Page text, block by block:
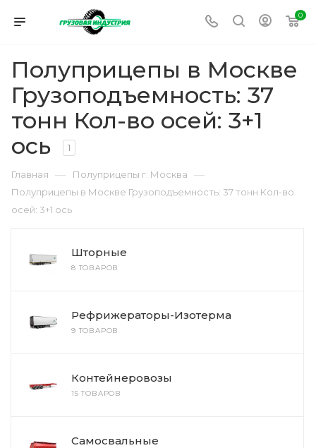
0
Полуприцепы в Москве
Грузоподъемность: 37
тонн Кол-во осей: 3+1
ось
1
Главная — Полуприцепы г. Москва —
Полуприцепы в Москве Грузоподъемность: 37 тонн Кол-во
осей: 3+1 ось
Шторные
8 ТОВАРОВ
Рефрижераторы-Изотерма
9 ТОВАРОВ
Контейнеровозы
15 ТОВАРОВ
Самосвальные